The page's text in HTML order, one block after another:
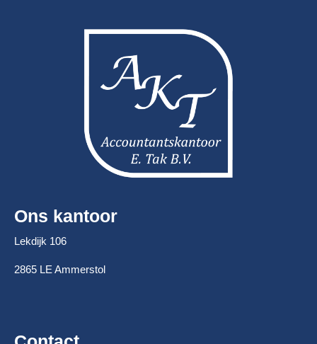
Ons kantoor
Lekdijk 106
2865 LE Ammerstol